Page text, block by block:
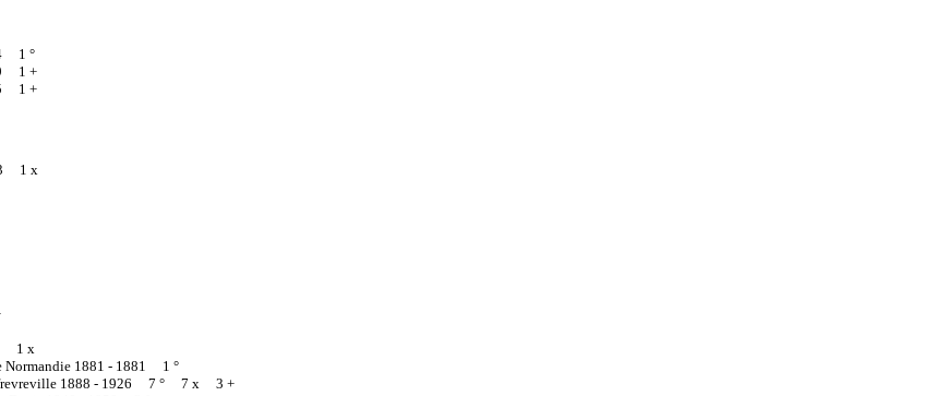
1 °
1 +
1 +
1 x
1 x
Normandie 1881 - 1881 1 °
1888 - 1926 7 ° 7 x 3 +